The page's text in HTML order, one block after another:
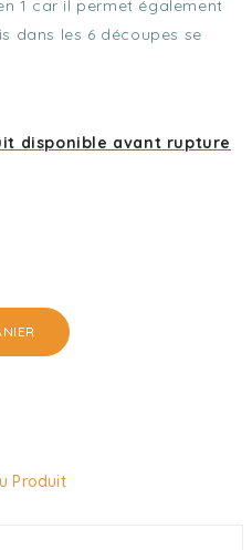
1 car il permet également
dans les 6 découpes se
disponible avant rupture
Produit